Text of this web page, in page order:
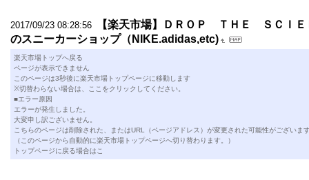
2017/09/23 08:28:56
【楽天市場】ＤＲＯＰ ＴＨＥ ＳＣＩＥ
のスニーカーショップ（NIKE.adidas,etc)
楽天市場トップへ戻る
ページが表示できません
このページは3秒後に楽天市場トップページに移動します
※切替わらない場合は、ここをクリックしてください。
■エラー原因
エラーが発生しました。
大変申し訳ございません。
こちらのページは削除された、またはURL（ページアドレス）が変更された可能性がございま
（このページから自動的に楽天市場トップページへ切り替わります。）
トップページに戻る場合はこ